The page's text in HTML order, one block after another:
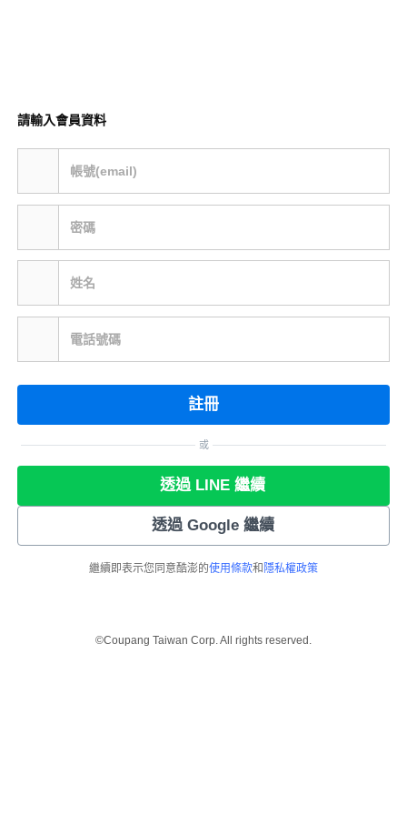
請輸入會員資料
帳號(email)
密碼
姓名
電話號碼
註冊
或
透過 LINE 繼續
透過 Google 繼續
繼續即表示您同意酷澎的使用條款和 隱私權政策
©Coupang Taiwan Corp. All rights reserved.